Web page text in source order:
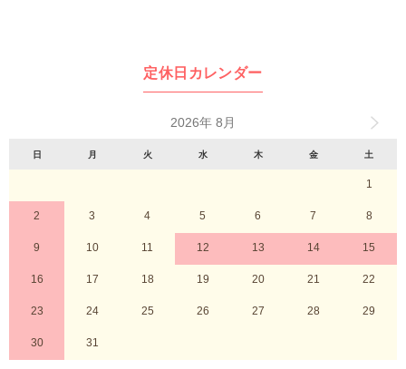
定休日カレンダー
2026年 8月
日 月 火 水 木 金 土
1
2 3 4 5 6 7 8
9 10 11 12 13 14 15
16 17 18 19 20 21 22
23 24 25 26 27 28 29
30 31